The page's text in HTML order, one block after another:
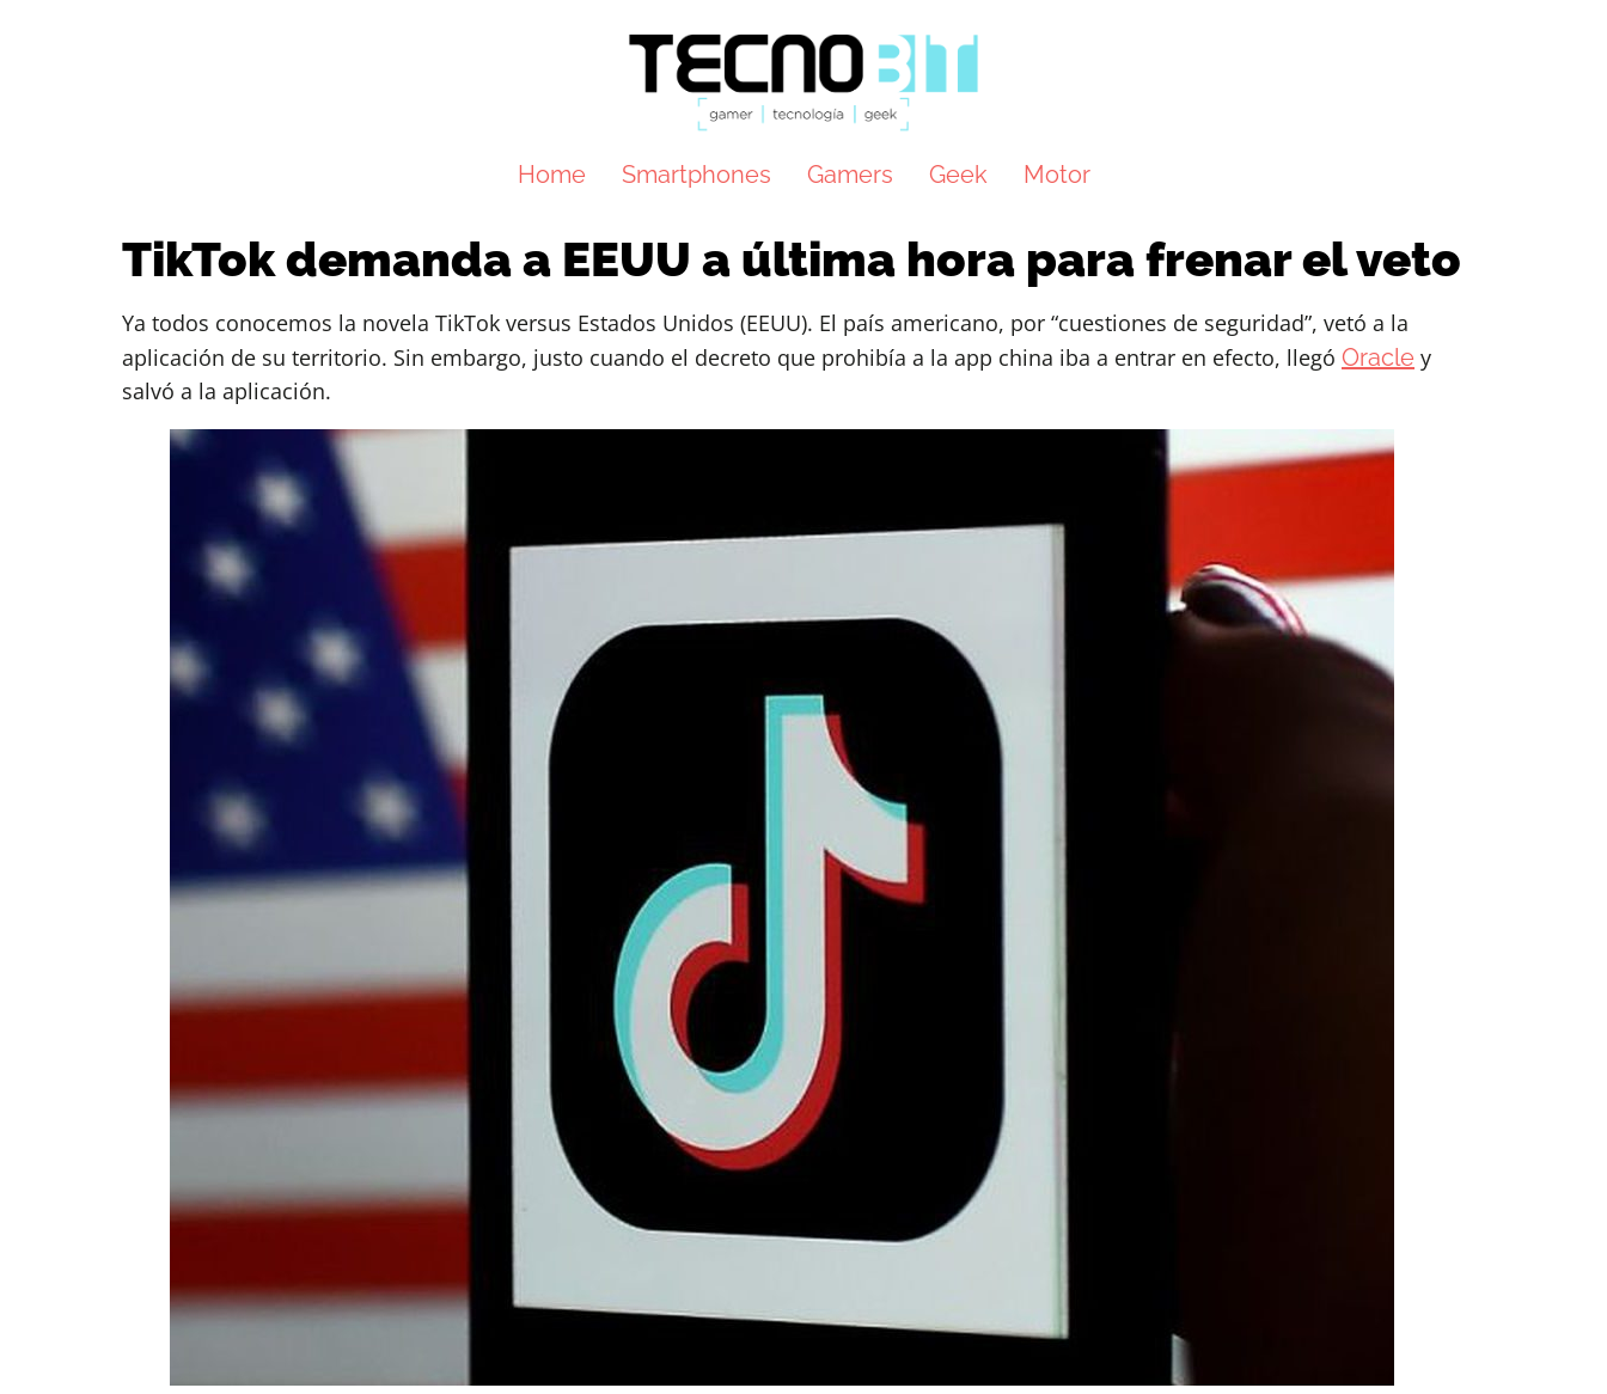
Home Smartphones Gamers Geek Motor
TikTok demanda a EEUU a última hora para frenar el veto
Ya todos conocemos la novela TikTok versus Estados Unidos (EEUU). El país americano, por “cuestiones de seguridad”, vetó a la
aplicación de su territorio. Sin embargo, justo cuando el decreto que prohibía a la app china iba a entrar en efecto, llegó Oracle y
salvó a la aplicación.